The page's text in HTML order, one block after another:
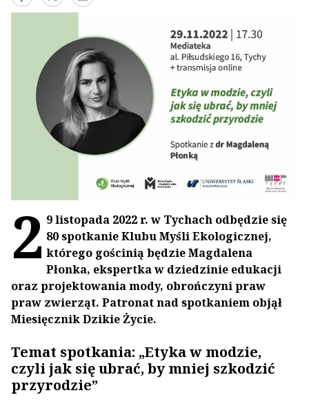
2 9 listopada 2022 r. w Tychach odbędzie się
80 spotkanie Klubu Myśli Ekologicznej,
którego gościnią będzie Magdalena
Płonka, ekspertka w dziedzinie edukacji
oraz projektowania mody, obrończyni praw
praw zwierząt. Patronat nad spotkaniem objął
Miesięcznik Dzikie Życie.
Temat spotkania: „Etyka w modzie,
czyli jak się ubrać, by mniej szkodzić
przyrodzie”